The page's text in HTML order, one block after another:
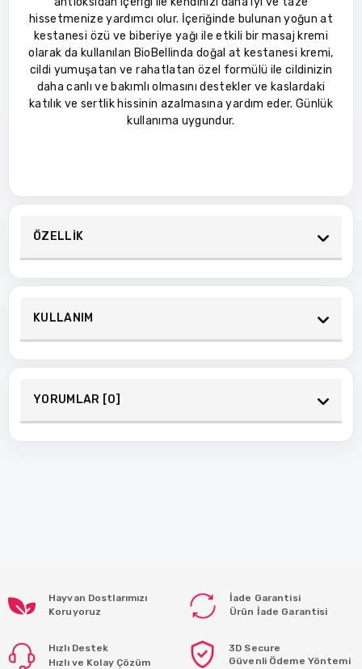
hissetmenize yardımcı olur. İçeriğinde bulunan yoğun at
kestanesi özü ve biberiye yağı ile etkili bir masaj kremi
olarak da kullanılan BioBellinda doğal at kestanesi kremi,
cildi yumuşatan ve rahatlatan özel formülü ile cildinizin
daha canlı ve bakımlı olmasını destekler ve kaslardaki
katılık ve sertlik hissinin azalmasına yardım eder. Günlük
kullanıma uygundur.
ÖZELLİK
KULLANIM
YORUMLAR [0]
Hayvan Dostlarımızı
Koruyoruz
İade Garantisi
Ürün İade Garantisi
Hızlı Destek
Hızlı ve Kolay Çözüm
3D Secure
Güvenli Ödeme Yöntemi